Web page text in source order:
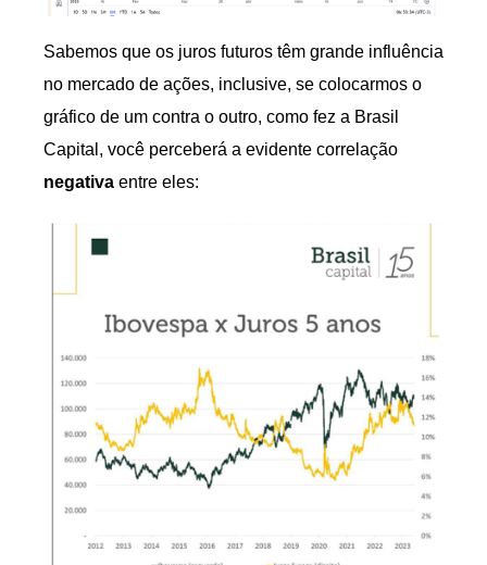
Sabemos que os juros futuros têm grande influência
no mercado de ações, inclusive, se colocarmos o
gráfico de um contra o outro, como fez a Brasil
Capital, você perceberá a evidente correlação
negativa entre eles: